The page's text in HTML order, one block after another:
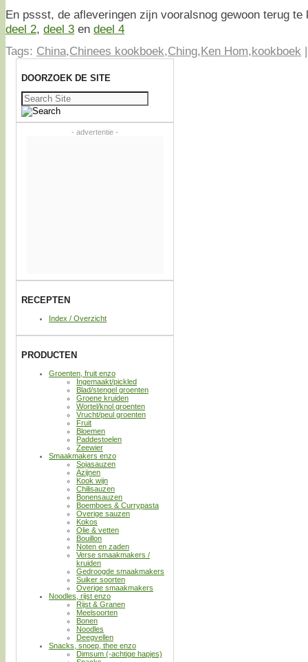
En pssst, de afleveringen zijn vooralsnog gewoon terug
deel 2, deel 3 en deel 4
Tags: China,Chinees kookboek,Ching,Ken Hom,kookboek
DOORZOEK DE SITE
Zoeken
naar:
- advertentie -
RECEPTEN
Index / Overzicht
PRODUCTEN
Groenten, fruit enzo
Ingemaakt/pickled
Blad/stengel groenten
Groene kruiden
Wortel/knol groenten
Vrucht/peul groenten
Fruit
Bloemen
Paddestoelen
Zeewier
Smaakmakers enzo
Sojasauzen
Azijnen
Kook wijn
Chilisauzen
Bonensauzen
Boemboes & Currypasta
Overige sauzen
Kokos
Olie & vetten
Bouillon
Noten en zaden
Verse smaakmakers /
kruiden
Gedroogde smaakmakers
Suiker soorten
Overige smaakmakers
Noodles, rijst enzo
Rijst & Granen
Meelsoorten
Bonen
Noodles
Deegvellen
Snacks, snoep, thee enzo
Dimsum (-achtige hapjes)